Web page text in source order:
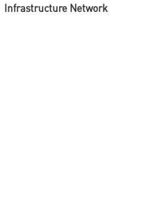
Infrastructure Network